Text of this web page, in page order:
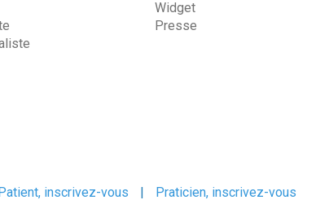
Widget
Presse
Patient, inscrivez-vous Praticien, inscrivez-vous